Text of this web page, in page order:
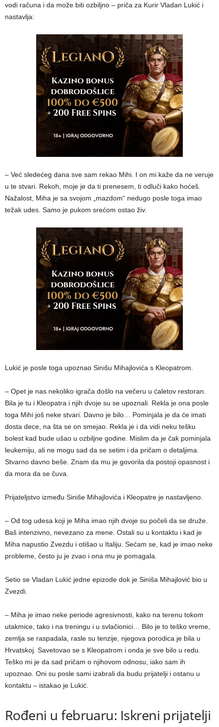
vodi računa i da može biti ozbiljno – priča za Kurir Vladan Lukić i
nastavlja:
– Već sledećeg dana sve sam rekao Mihi. I on mi kaže da ne veruje
u te stvari. Rekoh, moje je da ti prenesem, ti odluči kako hoćeš.
Nažalost, Miha je sa svojom „mazdom“ nedugo posle toga imao
težak udes. Samo je pukom srećom ostao živ.
Lukić je posle toga upoznao Sinišu Mihajlovića s Kleopatrom.
– Opet je nas nekoliko igrača došlo na večeru u ćaletov restoran.
Bila je tu i Kleopatra i njih dvoje su se upoznali. Rekla je ona posle
toga Mihi još neke stvari. Davno je bilo… Pominjala je da će imati
dosta dece, na šta se on smejao. Rekla je i da vidi neku tešku
bolest kad bude ušao u ozbiljne godine. Mislim da je čak pominjala
leukemiju, ali ne mogu sad da se setim i da pričam o detaljima.
Stvarno davno beše. Znam da mu je govorila da postoji opasnost i
da mora da se čuva.
Prijateljstvo između Siniše Mihajlovića i Kleopatre je nastavljeno.
– Od tog udesa koji je Miha imao njih dvoje su počeli da se druže.
Baš intenzivno, nevezano za mene. Ostali su u kontaktu i kad je
Miha napustio Zvezdu i otišao u Italiju. Sećam se, kad je imao neke
probleme, često ju je zvao i ona mu je pomagala.
Setio se Vladan Lukić jedne epizode dok je Siniša Mihajlović bio u
Zvezdi.
– Miha je imao neke periode agresivnosti, kako na terenu tokom
utakmice, tako i na treningu i u svlačionici… Bilo je to teško vreme,
zemlja se raspadala, rasle su tenzije, njegova porodica je bila u
Hrvatskoj. Savetovao se s Kleopatrom i onda je sve bilo u redu.
Teško mi je da sad pričam o njihovom odnosu, iako sam ih
upoznao. Oni su posle sami izabrali da budu prijatelji i ostanu u
kontaktu – istakao je Lukić.
Rođeni u februaru: Iskreni prijatelji